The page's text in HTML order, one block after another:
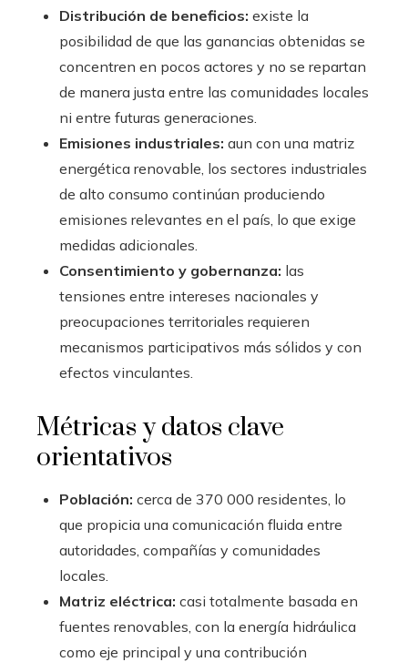
Distribución de beneficios: existe la
posibilidad de que las ganancias obtenidas se
concentren en pocos actores y no se repartan
de manera justa entre las comunidades locales
ni entre futuras generaciones.
Emisiones industriales: aun con una matriz
energética renovable, los sectores industriales
de alto consumo continúan produciendo
emisiones relevantes en el país, lo que exige
medidas adicionales.
Consentimiento y gobernanza: las
tensiones entre intereses nacionales y
preocupaciones territoriales requieren
mecanismos participativos más sólidos y con
efectos vinculantes.
Métricas y datos clave
orientativos
Población: cerca de 370 000 residentes, lo
que propicia una comunicación fluida entre
autoridades, compañías y comunidades
locales.
Matriz eléctrica: casi totalmente basada en
fuentes renovables, con la energía hidráulica
como eje principal y una contribución